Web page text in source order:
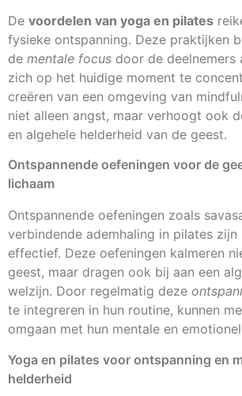
De voordelen van yoga en pilates
fysieke ontspanning. Deze praktijken
de mentale focus door de deelnemers
zich op het huidige moment te
creëren van een omgeving van
niet alleen angst, maar verhoogt ook
en algehele helderheid van de geest.
Ontspannende oefeningen voor de
lichaam
Ontspannende oefeningen zoals
verbindende ademhaling in pilates
effectief. Deze oefeningen kalmeren
geest, maar dragen ook bij aan een
welzijn. Door regelmatig deze
te integreren in hun routine, kunnen
omgaan met hun mentale en
Yoga en pilates voor ontspanning en
helderheid